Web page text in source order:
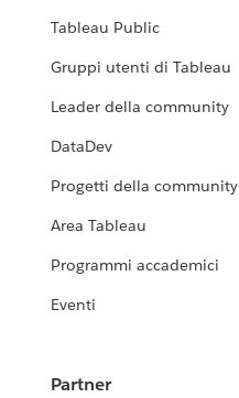
Tableau Public
Gruppi utenti di Tableau
Leader della community
DataDev
Progetti della community
Area Tableau
Programmi accademici
Eventi
Partner